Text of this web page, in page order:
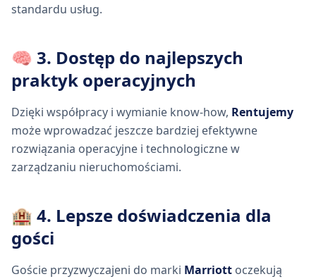
standardu usług.
🧠 3. Dostęp do najlepszych
praktyk operacyjnych
Dzięki współpracy i wymianie know-how, Rentujemy
może wprowadzać jeszcze bardziej efektywne
rozwiązania operacyjne i technologiczne w
zarządzaniu nieruchomościami.
🏨 4. Lepsze doświadczenia dla
gości
Goście przyzwyczajeni do marki Marriott oczekują